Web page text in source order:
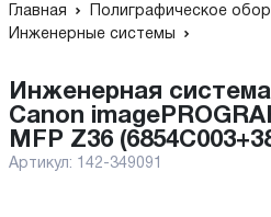
Главная
Полиграфическое
Инженерные системы
Инженерная система (МФУ)
Canon
MFP Z36
Артикул: 142-349091